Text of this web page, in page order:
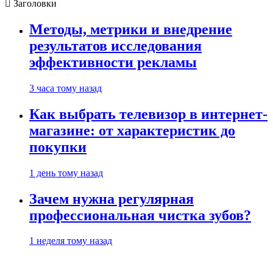
Заголовки
Методы, метрики и внедрение
результатов исследования
эффективности рекламы
3 часа тому назад
Как выбрать телевизор в интернет-
магазине: от характеристик до
покупки
1 день тому назад
Зачем нужна регулярная
профессиональная чистка зубов?
1 неделя тому назад